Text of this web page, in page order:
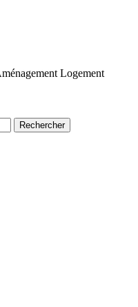
Logement
Rechercher